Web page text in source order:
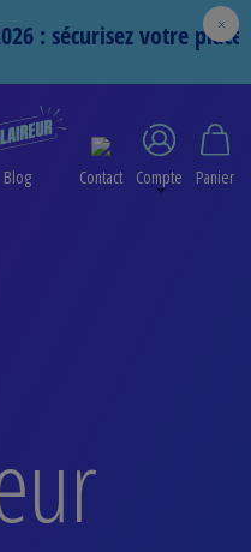
votre place et prenez
Blog Contact Compte Panier